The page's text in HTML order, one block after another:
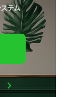
テム